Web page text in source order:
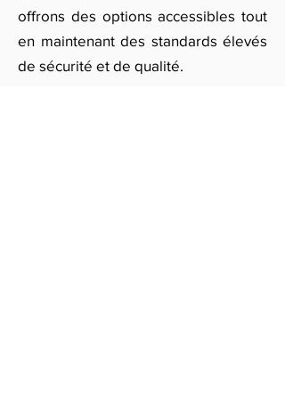
offrons des options accessibles tout
en maintenant des standards élevés
de sécurité et de qualité.